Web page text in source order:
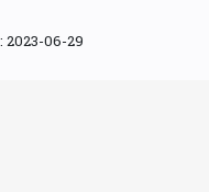
2023-06-29